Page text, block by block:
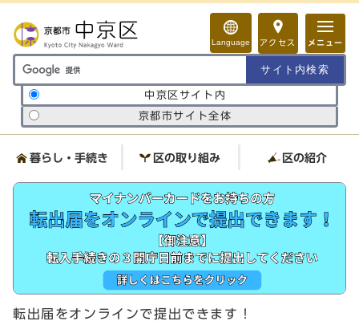
Language アクセス メニュー
サイト内検索の範囲
中京区サイト内
京都市サイト全体
暮らし・手続き 区の取り組み 区の紹介
ここから本文です
ビジュアルエリア。区役所か
らのお知らせ
転出届をオンラインで提出できます！